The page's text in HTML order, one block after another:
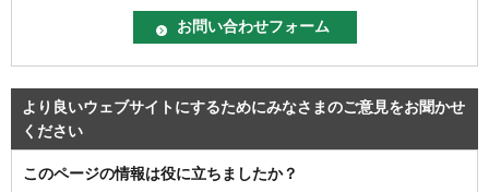
より良いウェブサイトにするためにみなさまのご意見をお聞かせ
ください
このページの情報は役に立ちましたか？